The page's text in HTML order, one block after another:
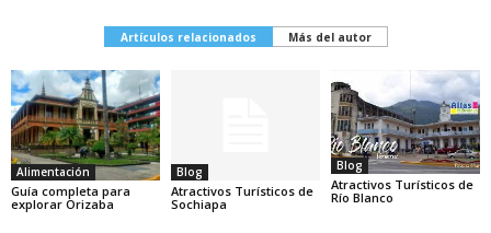
Artículos relacionados Más del autor
Alimentación
Guía completa para
explorar Orizaba
Blog
Atractivos Turísticos de
Sochiapa
Blog
Atractivos Turísticos de
Río Blanco